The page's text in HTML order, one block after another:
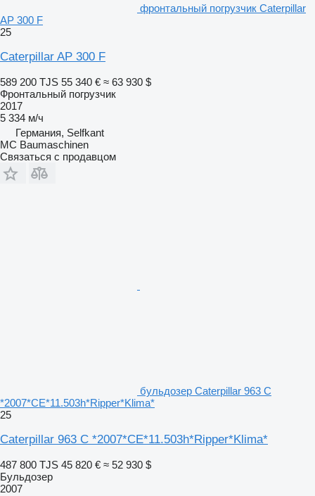
фронтальный погрузчик Caterpillar
AP 300 F
25
Caterpillar AP 300 F
589 200 TJS 55 340 € ≈ 63 930 $
Фронтальный погрузчик
2017
5 334 м/ч
Германия, Selfkant
MC Baumaschinen
Связаться с продавцом
бульдозер Caterpillar 963 C
*2007*CE*11.503h*Ripper*Klima*
25
Caterpillar 963 C *2007*CE*11.503h*Ripper*Klima*
487 800 TJS 45 820 € ≈ 52 930 $
Бульдозер
2007